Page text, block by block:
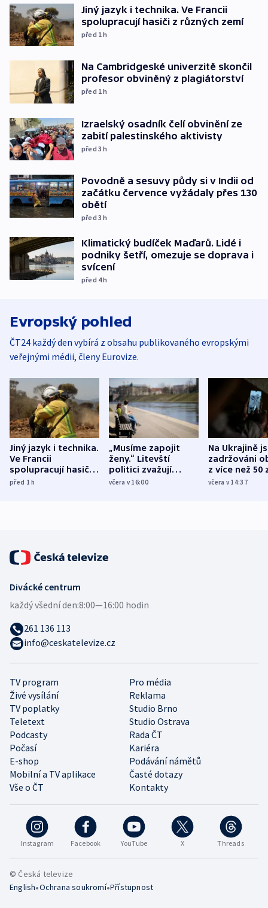
Jiný jazyk i technika. Ve Francii
spolupracují hasiči z různých zemí
před 1h
Na Cambridgeské univerzitě skončil
profesor obviněný z plagiátorství
před 1h
Izraelský osadník čelí obvinění ze
zabití palestinského aktivisty
před 3h
Povodně a sesuvy půdy si v Indii od
začátku července vyžádaly přes 130
obětí
před 3h
Klimatický budíček Maďarů. Lidé i
podniky šetří, omezuje se doprava i
svícení
před 4h
Evropský pohled
ČT24 každý den vybírá z obsahu publikovaného evropskými
veřejnými médii, členy Eurovize.
Jiný jazyk i technika.
Ve Francii
spolupracují hasiči z
různých zemí
před 1h
„Musíme zapojit
ženy.“ Litevští
politici zvažují
dohodu o
včera v 16:00
Na Ukrajině
zadržováni
z více než 50
Bojovali na
včera v 14:37
Instagram Facebook YouTube X Threads
TV program
Pro média
Živé vysílání
Reklama
TV poplatky
Studio Brno
Teletext
Studio Ostrava
Podcasty
Rada ČT
Počasí
Kariéra
E-shop
Podávání námětů
Mobilní a TV aplikace
Časté dotazy
Vše o ČT
Kontakty
Divácké centrum
každý všední den:8:00—16:00 hodin
261 136 113
info@ceskatelevize.cz
© Česká televize
English•Ochrana soukromí•Přístupnost